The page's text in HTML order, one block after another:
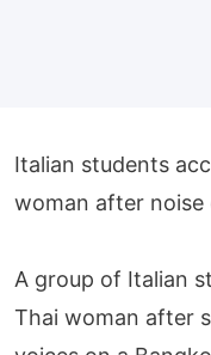
woman after noise
Thai woman after
voices on a